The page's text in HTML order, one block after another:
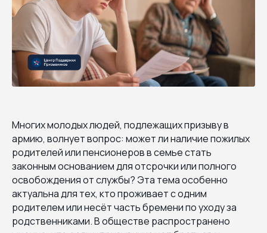
Многих молодых людей, подлежащих призыву в
армию, волнует вопрос: может ли наличие пожилых
родителей или пенсионеров в семье стать
законным основанием для отсрочки или полного
освобождения от службы? Эта тема особенно
актуальна для тех, кто проживает с одним
родителем или несёт часть бремени по уходу за
родственниками. В обществе распространено